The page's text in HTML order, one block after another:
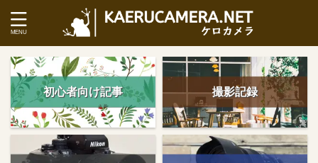
初心者向け記事 撮影記録